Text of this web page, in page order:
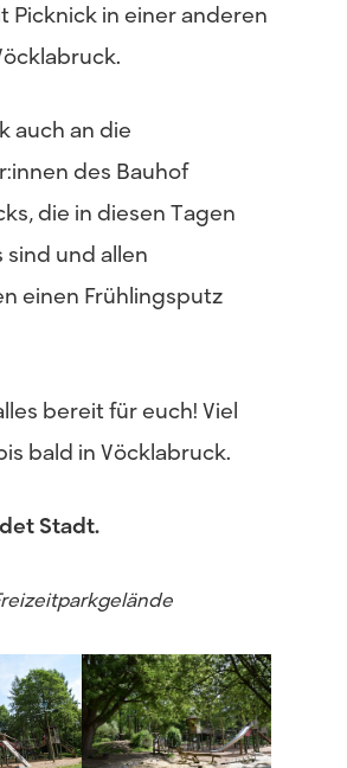
Picknick in einer anderen
auch an die
des Bauhof
die in diesen Tagen
und allen
einen Frühlingsputz
bereit für euch! Viel
bald in Vöcklabruck.
Stadt.